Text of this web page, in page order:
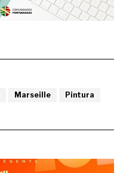
Marseille
Pintura